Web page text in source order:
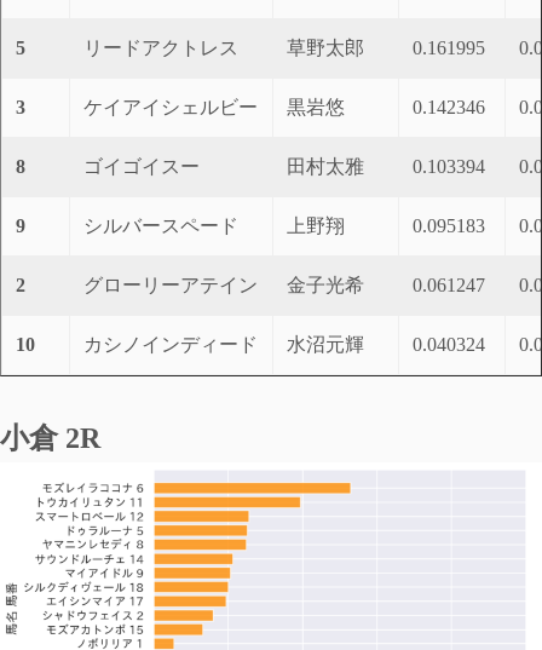
5 リードアクトレス 草野太郎 0.161995
3 ケイアイシェルビー 黒岩悠 0.142346
8 ゴイゴイスー 田村太雅 0.103394
9 シルバースペード 上野翔 0.095183
2 グローリーアテイン 金子光希 0.061247
10 カシノインディード 水沼元輝 0.040324
小倉 2R